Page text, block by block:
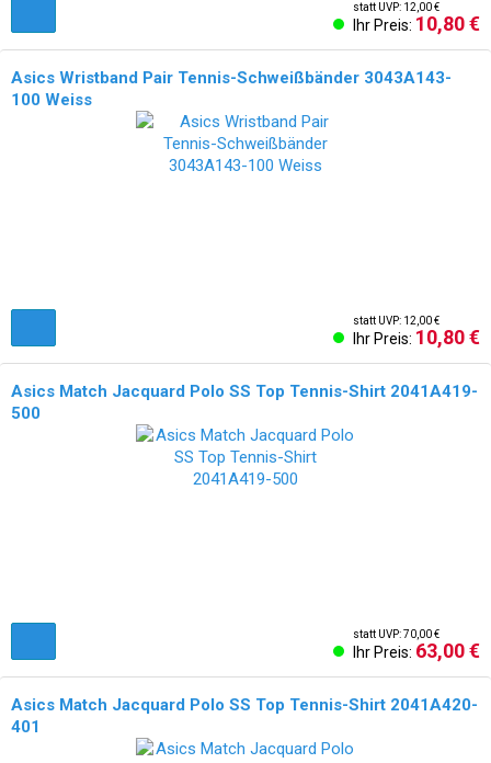
statt UVP: 12,00 €
Ihr Preis: 10,80 €
Asics Wristband Pair Tennis-Schweißbänder 3043A143-
100 Weiss
statt UVP: 12,00 €
Ihr Preis: 10,80 €
Asics Match Jacquard Polo SS Top Tennis-Shirt 2041A419-
500
statt UVP: 70,00 €
Ihr Preis: 63,00 €
Asics Match Jacquard Polo SS Top Tennis-Shirt 2041A420-
401